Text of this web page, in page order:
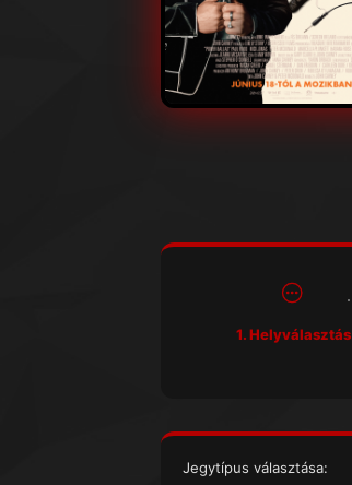
1. Helyválasztás
Jegytípus választása: